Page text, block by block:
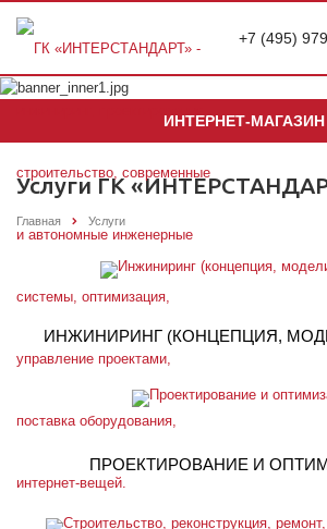
+7 (495)
ИНТЕРНЕТ-МАГАЗИН
Услуги ГК
Главная Услуги
ИНЖИНИРИНГ (КОНЦЕПЦИЯ,
ПРОЕКТИРОВАНИЕ И